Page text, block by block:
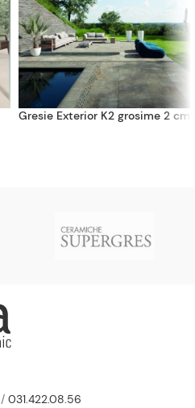
Gresie Exterior K2 grosime 2 cm
/ 031.422.08.56